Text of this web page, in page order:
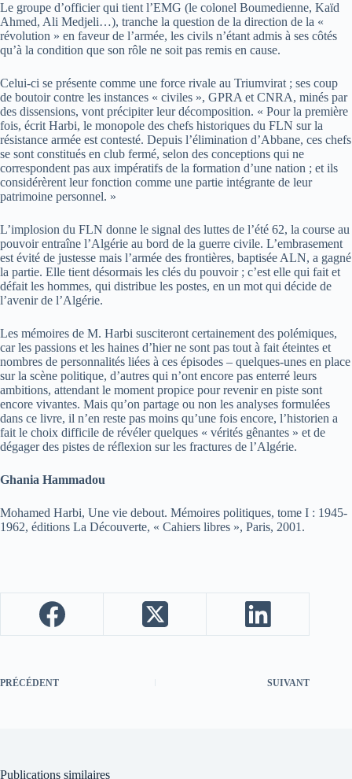
Le groupe d’officier qui tient l’EMG (le colonel Boumedienne, Kaïd
Ahmed, Ali Medjeli…), tranche la question de la direction de la «
révolution » en faveur de l’armée, les civils n’étant admis à ses côtés
qu’à la condition que son rôle ne soit pas remis en cause.
Celui-ci se présente comme une force rivale au Triumvirat ; ses coup
de boutoir contre les instances « civiles », GPRA et CNRA, minés par
des dissensions, vont précipiter leur décomposition. « Pour la première
fois, écrit Harbi, le monopole des chefs historiques du FLN sur la
résistance armée est contesté. Depuis l’élimination d’Abbane, ces chefs
se sont constitués en club fermé, selon des conceptions qui ne
correspondent pas aux impératifs de la formation d’une nation ; et ils
considérèrent leur fonction comme une partie intégrante de leur
patrimoine personnel. »
L’implosion du FLN donne le signal des luttes de l’été 62, la course au
pouvoir entraîne l’Algérie au bord de la guerre civile. L’embrasement
est évité de justesse mais l’armée des frontières, baptisée ALN, a gagné
la partie. Elle tient désormais les clés du pouvoir ; c’est elle qui fait et
défait les hommes, qui distribue les postes, en un mot qui décide de
l’avenir de l’Algérie.
Les mémoires de M. Harbi susciteront certainement des polémiques,
car les passions et les haines d’hier ne sont pas tout à fait éteintes et
nombres de personnalités liées à ces épisodes – quelques-unes en place
sur la scène politique, d’autres qui n’ont encore pas enterré leurs
ambitions, attendant le moment propice pour revenir en piste sont
encore vivantes. Mais qu’on partage ou non les analyses formulées
dans ce livre, il n’en reste pas moins qu’une fois encore, l’historien a
fait le choix difficile de révéler quelques « vérités gênantes » et de
dégager des pistes de réflexion sur les fractures de l’Algérie.
Ghania Hammadou
Mohamed Harbi, Une vie debout. Mémoires politiques, tome I : 1945-
1962, éditions La Découverte, « Cahiers libres », Paris, 2001.
PRÉCÉDENT SUIVANT
Publications similaires